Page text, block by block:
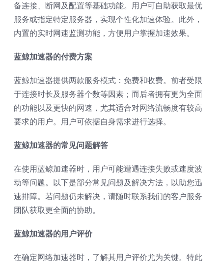
备连接、断网及配置等基础功能。用户可自助获取最优
服务或指定特定服务器，实现个性化加速体验。此外，
内置的实时网速监测功能，方便用户掌握加速效果。
蓝鲸加速器的付费方案
蓝鲸加速器提供两款服务模式：免费和收费。前者受限
于连接时长及服务器个数等因素；而后者拥有更为全面
的功能以及更快的网速，尤其适合对网络流畅度有较高
要求的用户。用户可依据自身需求进行选择。
蓝鲸加速器的常见问题解答
在使用蓝鲸加速器时，用户可能遭遇连接失败或速度波
动等问题。以下是部分常见问题及解决方法，以助您迅
速排障。若问题仍未解决，请随时联系我们的客户服务
团队获取更全面的协助。
蓝鲸加速器的用户评价
在确定网络加速器时，了解其用户评价尤为关键。特此